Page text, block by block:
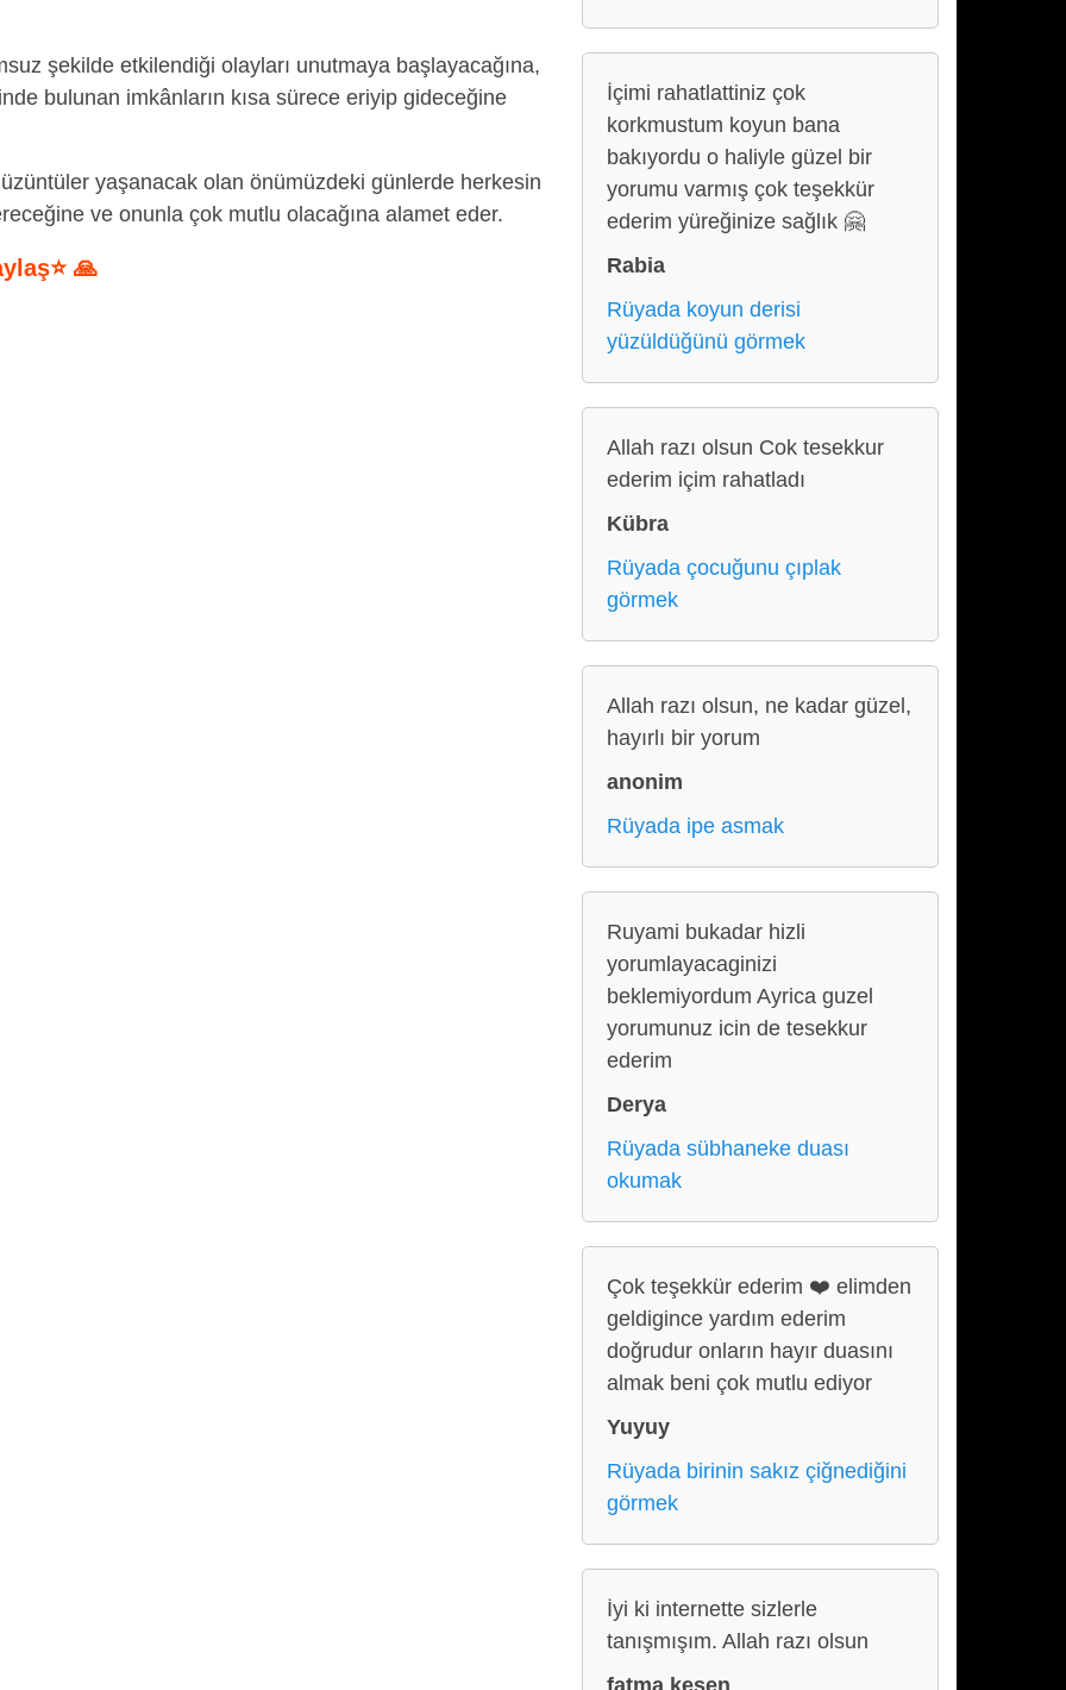
şekilde etkilendiği olayları unutmaya başlayacağına,
bulunan imkânların kısa sürece eriyip gideceğine
yaşanacak olan önümüzdeki günlerde herkesin
ve onunla çok mutlu olacağına alamet eder.
🙏
İçimi rahatlattiniz çok
korkmustum koyun bana
bakıyordu o haliyle güzel bir
yorumu varmış çok teşekkür
ederim yüreğinize sağlık 🤗
Rabia
Rüyada koyun derisi
yüzüldüğünü görmek
Allah razı olsun Cok tesekkur
ederim içim rahatladı
Kübra
Rüyada çocuğunu çıplak
görmek
Allah razı olsun, ne kadar güzel,
hayırlı bir yorum
anonim
Rüyada ipe asmak
Ruyami bukadar hizli
yorumlayacaginizi
beklemiyordum Ayrica guzel
yorumunuz icin de tesekkur
ederim
Derya
Rüyada sübhaneke duası
okumak
Çok teşekkür ederim ❤️ elimden
geldigince yardım ederim
doğrudur onların hayır duasını
almak beni çok mutlu ediyor
Yuyuy
Rüyada birinin sakız çiğnediğini
görmek
İyi ki internette sizlerle
tanışmışım. Allah razı olsun
fatma kesen